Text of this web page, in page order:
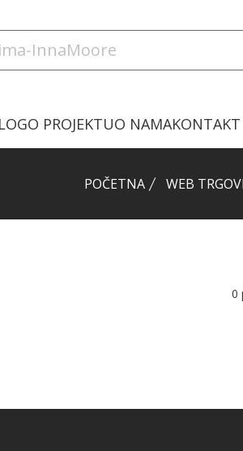
O PROJEKTUO NAMAKONTAKT
POČETNA WEB
0